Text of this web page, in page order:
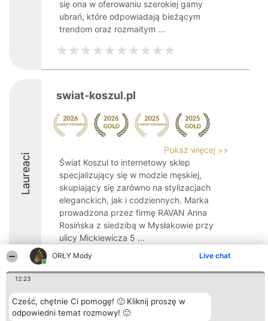
ORŁY Mody Live chat
12:23
Cześć, chętnie Ci pomogę! 🙂 Kliknij proszę w
odpowiedni temat rozmowy! 🙂
się ona w oferowaniu szerokiej gamy
ubrań, które odpowiadają bieżącym
trendom oraz rozmaitym ...
Laureaci
swiat-koszul.pl
Pokaż więcej >>
Świat Koszul to internetowy sklep
specjalizujący się w modzie męskiej,
skupiający się zarówno na stylizacjach
eleganckich, jak i codziennych. Marka
prowadzona przez firmę RAVAN Anna
Rosińska z siedzibą w Mysłakowie przy
ulicy Mickiewicza 5 ...
9.8
Organizator plebiscytu
Bright Side Solutions sp. z o.
Plebiscyt
Laureaci
Kontakt